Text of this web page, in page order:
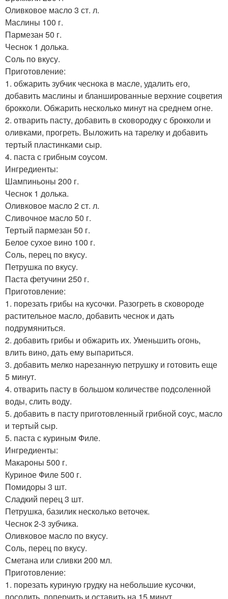
Оливковое масло 3 ст. л.
Маслины 100 г.
Пармезан 50 г.
Чеснок 1 долька.
Соль по вкусу.
Приготовление:
1. обжарить зубчик чеснока в масле, удалить его,
добавить маслины и бланшированные верхние соцветия
брокколи. Обжарить несколько минут на среднем огне.
2. отварить пасту, добавить в сковородку с брокколи и
оливками, прогреть. Выложить на тарелку и добавить
тертый пластинками сыр.
4. паста с грибным соусом.
Ингредиенты:
Шампиньоны 200 г.
Чеснок 1 долька.
Оливковое масло 2 ст. л.
Сливочное масло 50 г.
Тертый пармезан 50 г.
Белое сухое вино 100 г.
Соль, перец по вкусу.
Петрушка по вкусу.
Паста фетучини 250 г.
Приготовление:
1. порезать грибы на кусочки. Разогреть в сковороде
растительное масло, добавить чеснок и дать
подрумяниться.
2. добавить грибы и обжарить их. Уменьшить огонь,
влить вино, дать ему выпариться.
3. добавить мелко нарезанную петрушку и готовить еще
5 минут.
4. отварить пасту в большом количестве подсоленной
воды, слить воду.
5. добавить в пасту приготовленный грибной соус, масло
и тертый сыр.
5. паста с куриным Филе.
Ингредиенты:
Макароны 500 г.
Куриное Филе 500 г.
Помидоры 3 шт.
Сладкий перец 3 шт.
Петрушка, базилик несколько веточек.
Чеснок 2-3 зубчика.
Оливковое масло по вкусу.
Соль, перец по вкусу.
Сметана или сливки 200 мл.
Приготовление:
1. порезать куриную грудку на небольшие кусочки,